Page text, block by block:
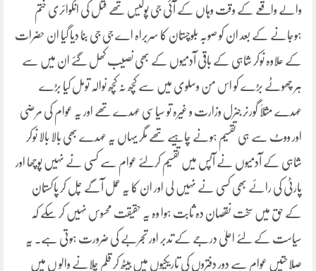
والے واقعے کے وقت وہاں کے آئی جی پولیس تھے قتل کی انکوائری ختم
ہوجانے کے بعد ان کو صوبہ بلوچستان کا سربراہ اے جی جی بنا دیا گیا ان حضرات
کے علاوہ نوکر شاہی کے باقی آدمیوں کے بھی نصیب کھل گئے ان میں سے
ہر چھوٹے بڑے کو اس من وسلوی میں سے کچھ نہ کچھ نوالہ تومل کیا بڑے
عہدے مثلاََ گورنر جنرل وزارت و غیرہ تو سیاسی عہدے تھے اور یہ عوام کی مرضی
اور ووٹ سے ہی تقسیم ہونے چاہیے تھے مگر یہاں یہ عہدے بھی بالا بالا نوکر
شاہی کے آدمیوں نے آپس میں تقسیم کرلئے عوام سے کسی نے نہیں پوچھا اور
پارٹی کی رائے بھی کسی نے نہیں لی اور ان کا یہ عمل آگے چل کر پاکستان
کے حق میں سخت نقصان دہ ثابت ہوا وہ یہ حقیقت محسوس نہیں کر سکے کہ
سیاست کے لئے اعلیٰ درجے کے تدبر اور تجربے کی ضرورت ہوتی ہے۔ یہ
صلاحتیں عوام سے دور دفتروں کی تاریکیوں میں بیٹھ کر قلم چلانے والو ں میں